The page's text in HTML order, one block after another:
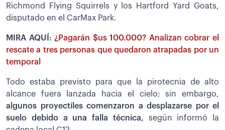
Richmond Flying Squirrels y los Hartford Yard Goats,
disputado en el CarMax Park.
MIRA AQUÍ: ¿Pagarán $us 100.000? Analizan cobrar el
rescate a tres personas que quedaron atrapadas por un
temporal
Todo estaba previsto para que la pirotecnia de alto
alcance fuera lanzada hacia el cielo; sin embargo,
algunos proyectiles comenzaron a desplazarse por el
suelo debido a una falla técnica, según informó la